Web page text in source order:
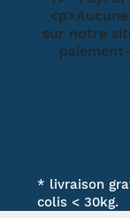
* livraison
colis < 30kg.